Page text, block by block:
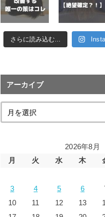
さらに読み込む...
アーカイブ
2026年8月
月
火 水 木
3
4 5 6
10
11 12 13